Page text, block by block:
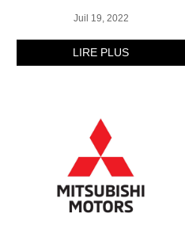
Juil 19, 2022
LIRE PLUS